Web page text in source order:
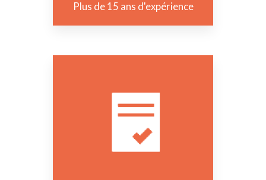
Plus de 15 ans d'expérience